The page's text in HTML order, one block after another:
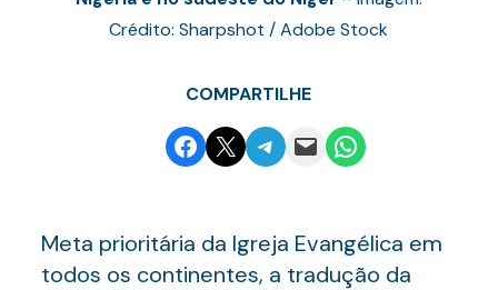
Crédito: Sharpshot / Adobe Stock
COMPARTILHE
Share on Facebook
Email this PageShare on Telegram
Email this PageShare on WhatsApp
Meta prioritária da Igreja Evangélica em
todos os continentes, a tradução da